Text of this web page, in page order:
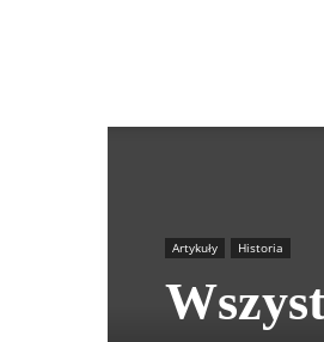
Artykuły Historia